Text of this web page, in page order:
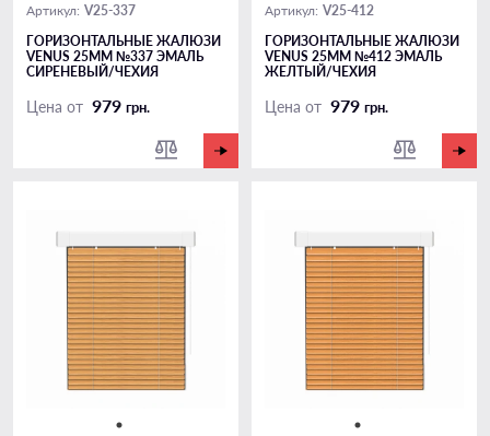
Артикул: V25-337
ГОРИЗОНТАЛЬНЫЕ ЖАЛЮЗИ
VENUS 25ММ №337 ЭМАЛЬ
СИРЕНЕВЫЙ/ЧЕХИЯ
Цена от 979 грн.
Артикул: V25-412
ГОРИЗОНТАЛЬНЫЕ ЖАЛЮЗИ
VENUS 25ММ №412 ЭМАЛЬ
ЖЕЛТЫЙ/ЧЕХИЯ
Цена от 979 грн.